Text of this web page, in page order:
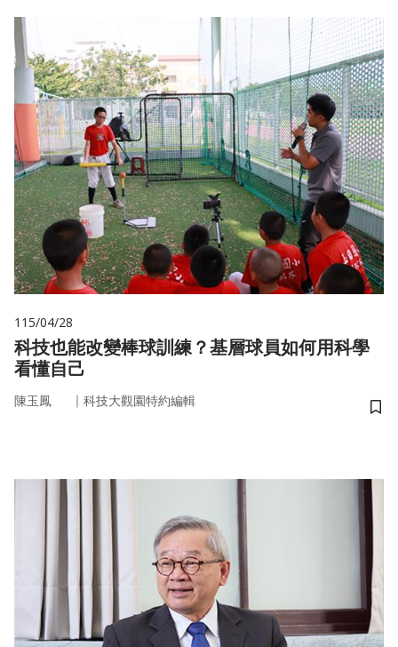
115/04/28
科技也能改變棒球訓練？基層球員如何用科學
看懂自己
陳玉鳳 ｜ 科技大觀園特約編輯
儲